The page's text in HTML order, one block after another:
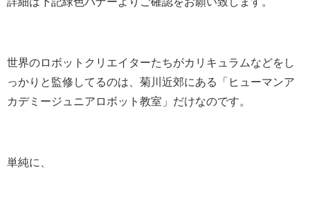
世界のロボットクリエイターたちがカリキュラムなどをし
っかりと監修してるのは、菊川近郊にある「ヒューマンア
カデミージュニアロボット教室」だけなのです。
単純に、